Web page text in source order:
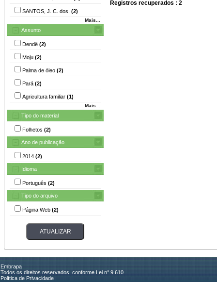
SANTOS, J. C. dos. (2)
Mais...
Assunto
Dendê (2)
Moju (2)
Palma de óleo (2)
Pará (2)
Agricultura familiar (1)
Mais...
Tipo do material
Folhetos (2)
Ano de publicação
2014 (2)
Idioma
Português (2)
Tipo do arquivo
Página Web (2)
Registros recuperados : 2
Embrapa
Todos os direitos reservados, conforme Lei n° 9.610
Política de Privacidade